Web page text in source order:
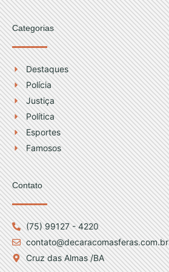
Categorias
Destaques
Polícia
Justiça
Política
Esportes
Famosos
Contato
(75) 99127 - 4220
contato@decaracomasferas.com.br
Cruz das Almas /BA